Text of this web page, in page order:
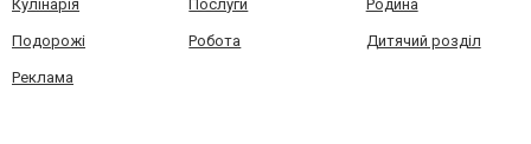
Кулінарія Послуги Родина
Подорожі Робота Дитячий розділ
Реклама